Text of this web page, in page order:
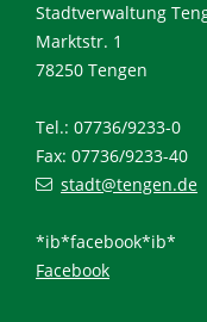
Stadtverwaltung
Marktstr. 1
78250 Tengen
Tel.: 07736/9233-0
Fax: 07736/9233-40
stadt@tengen.de
*ib*facebook*ib*
Facebook